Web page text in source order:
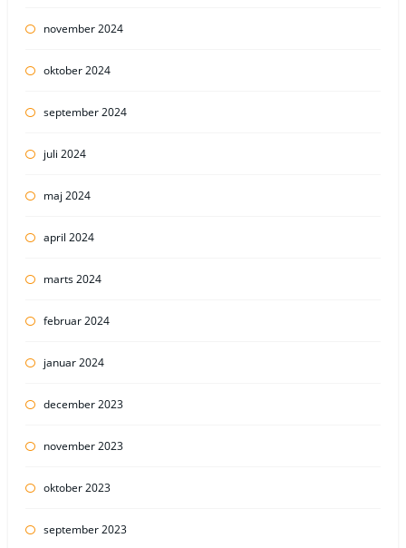
november 2024
oktober 2024
september 2024
juli 2024
maj 2024
april 2024
marts 2024
februar 2024
januar 2024
december 2023
november 2023
oktober 2023
september 2023